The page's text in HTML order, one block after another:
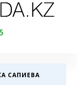
470.5
САПИЕВА